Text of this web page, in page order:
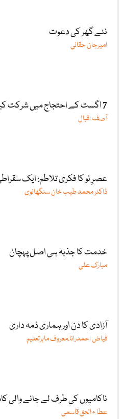
نئے گھر کی دعوت
امیرجان حقانی
7 اگست کے احتجاج میں شرکت کیوں ضروری ہے؟
آصف اقبال
عصرِ نو کا فکری تلاطم: ایک
ڈاکٹر محمد طیب خان سنگھانوی
خدمت کا جذبہ ہی اصل پہچان
مبارک علی
آزادی کا دن اور ہماری ذمہ داری
فیاض احمدرانا،معروف ماہرتعلیم
ناکامیوں کی طرف لے جانے والی
عطا ء الحق قاسمی